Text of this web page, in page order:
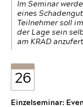
Im Seminar
eines
Teilnehmer soll
der Lage sein
am KRAD
26
Einzelseminar: